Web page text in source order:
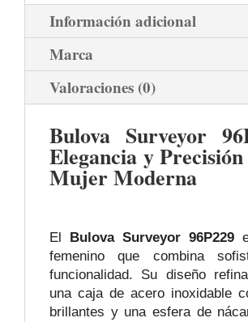
Información adicional
Marca
Valoraciones (0)
Bulova Surveyor
Elegancia y
Mujer Moderna
El Bulova Surveyor 96P229
femenino que combina
funcionalidad. Su diseño
una caja de acero inoxidable
brillantes y una esfera de